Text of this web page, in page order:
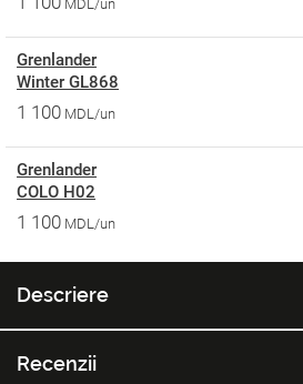
MDL/un
Grenlander
Winter GL868
1 100 MDL/un
Grenlander
COLO H02
1 100 MDL/un
Descriere
Recenzii